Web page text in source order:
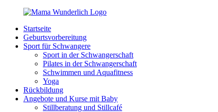
Zurück
Inhalt
MamaWunderlich.de
Mutti
sein
wunderbar!
Startseite
Geburtsvorbereitung
Sport für Schwangere
Sport in der Schwangerschaft
Pilates in der Schwangerschaft
Schwimmen und Aquafitness
Yoga
Rückbildung
Angebote und Kurse mit Baby
Stillberatung und Stillcafé